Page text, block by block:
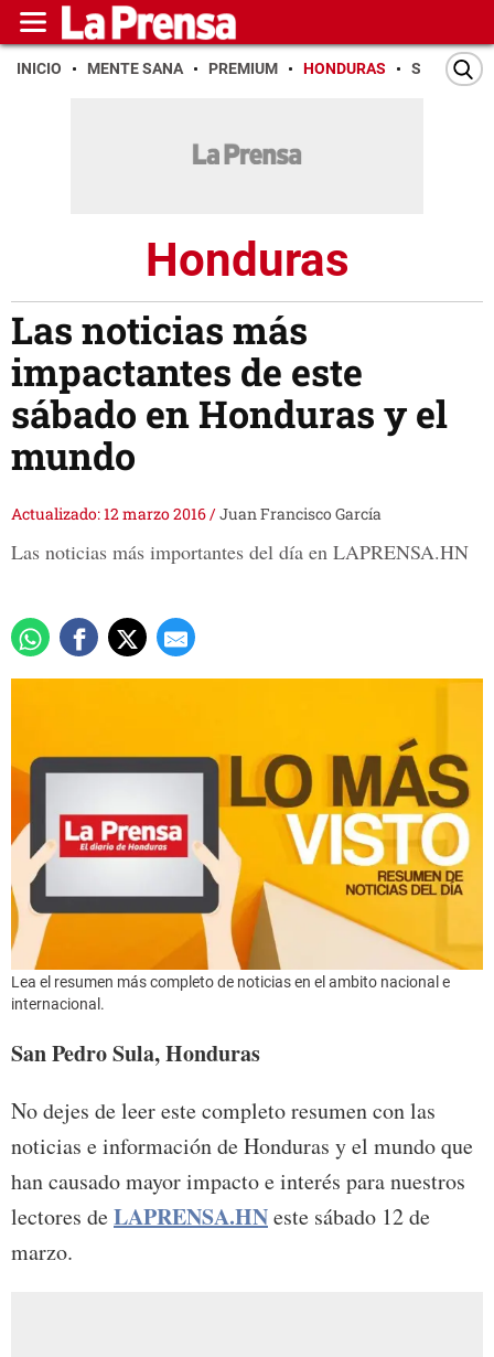
INICIO MENTE SANA PREMIUM HONDURAS SAN PEDRO
Honduras
Las noticias más
impactantes de este
sábado en Honduras y el
mundo
Actualizado: 12 marzo 2016/Juan Francisco García
Las noticias más importantes del día en LAPRENSA.HN
Lea el resumen más completo de noticias en el ambito nacional e
internacional.
San Pedro Sula, Honduras
No dejes de leer este completo resumen con las
noticias e información de Honduras y el mundo que
han causado mayor impacto e interés para nuestros
lectores deLAPRENSA.HNeste sábado 12 de
marzo.